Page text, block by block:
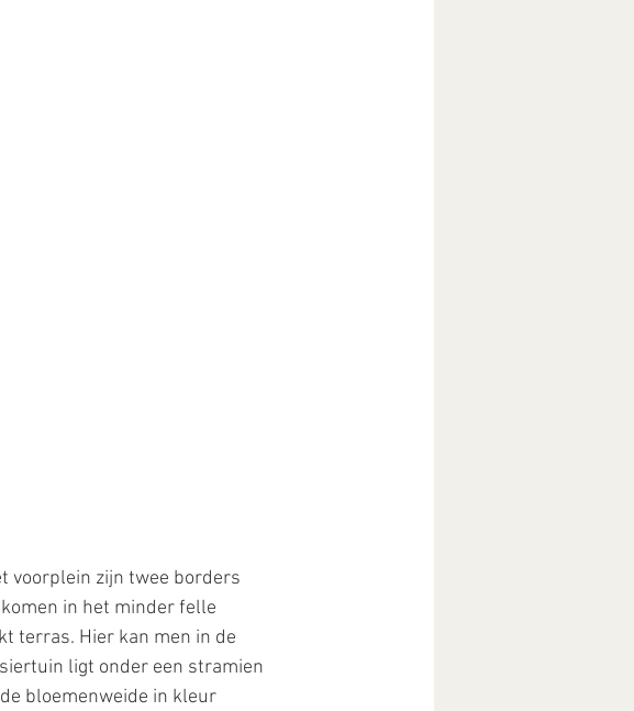
voorplein zijn twee borders
in het minder felle
terras. Hier kan men in de
ligt onder een stramien
bloemenweide in kleur